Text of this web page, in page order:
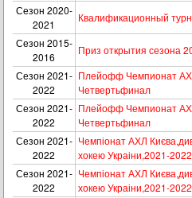
Сезон 2020-
2021
Квалификационный
Сезон 2015-
2016
Приз открытия сезона
Сезон 2021-
2022
Плейофф Чемпионат
Четвертьфинал
Сезон 2021-
2022
Плейофф Чемпионат
Четвертьфинал
Сезон 2021-
2022
Чемпіонат АХЛ
хокею Украіни,2021-2022
Сезон 2021-
2022
Чемпіонат АХЛ
хокею Украіни,2021-2022